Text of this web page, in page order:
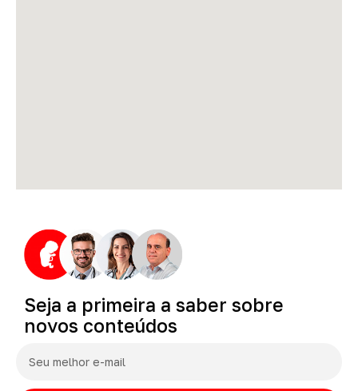
Seja a primeira a saber sobre
novos conteúdos